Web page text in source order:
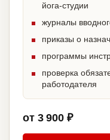
йога-студии
журналы
приказы о
программы
проверка
работодателя
от 3 900 ₽